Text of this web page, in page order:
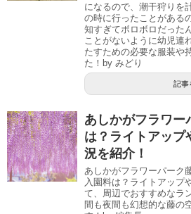
になるので、潮干狩りを
の時に行ったことがある
知すぎてボロボロだった
ことがないように幼児連
たすための必要な服装や
た！by みどり
記事
あしかがフラワー
は？ライトアップ
況を紹介！
あしかがフラワーパーク
入園料は？ライトアップ
て、周辺でおすすめなラ
間も夜間も幻想的な藤の